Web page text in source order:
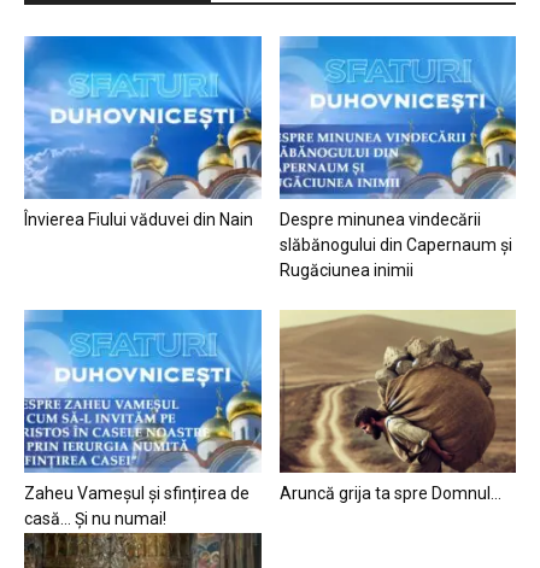
Învierea Fiului văduvei din Nain
Despre minunea vindecării
slăbănogului din Capernaum și
Rugăciunea inimii
Zaheu Vameșul și sfințirea de
casă… Și nu numai!
Aruncă grija ta spre Domnul…